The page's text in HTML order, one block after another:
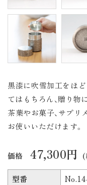
黒漆に吹雪加工をほ
てはもちろん、贈り物
茶葉やお菓子、サプリ
お使いいただけます。
価格 47,300円 (
型番